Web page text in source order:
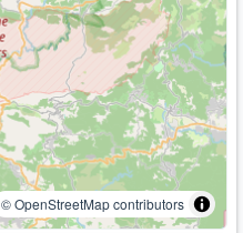
© OpenStreetMap contributors